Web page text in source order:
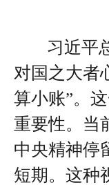
习近平
对国之大者
算小账”。
重要性。当
中央精神停
短期。这种